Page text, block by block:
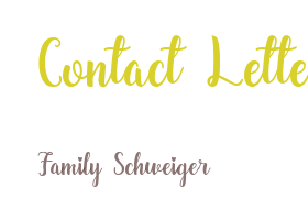
Contact
Family Schweiger